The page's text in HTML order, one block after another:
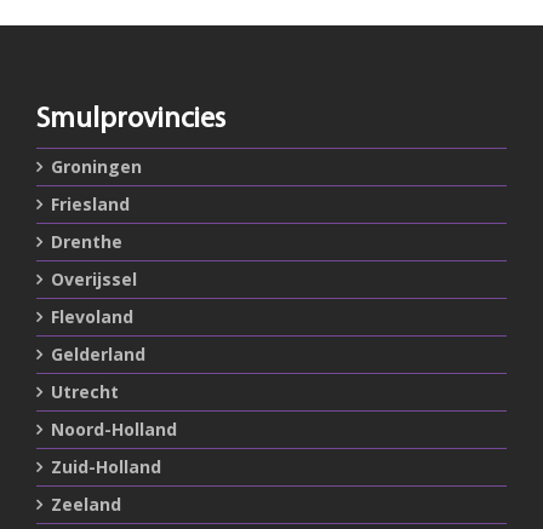
Smulprovincies
Groningen
Friesland
Drenthe
Overijssel
Flevoland
Gelderland
Utrecht
Noord-Holland
Zuid-Holland
Zeeland